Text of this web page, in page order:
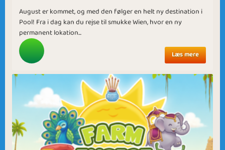
August er kommet, og med den følger en helt ny destination i
Pool! Fra i dag kan du rejse til smukke Wien, hvor en ny
permanent lokation...
Læs mere